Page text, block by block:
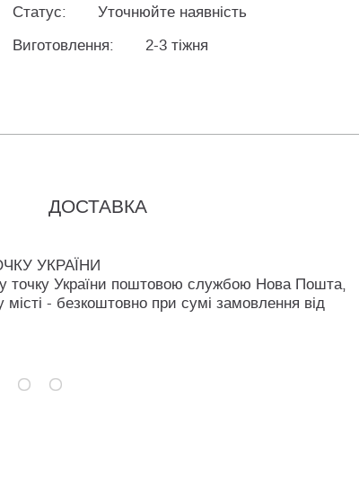
Статус:
Уточнюйте наявність
Виготовлення:
2-3 тіжня
ДОСТАВКА
УКРАЇНИ
точку України поштовою службою Нова Пошта,
- безкоштовно при сумі замовлення від